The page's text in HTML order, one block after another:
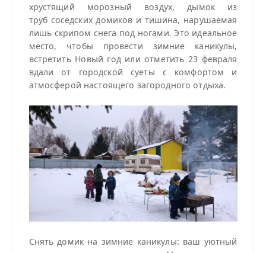
хрустящий морозный воздух, дымок из
труб соседских домиков и тишина, нарушаемая
лишь скрипом снега под ногами. Это идеальное
место, чтобы провести зимние каникулы,
встретить Новый год или отметить 23 февраля
вдали от городской суеты с комфортом и
атмосферой настоящего загородного отдыха.
Снять домик на зимние каникулы: ваш уютный